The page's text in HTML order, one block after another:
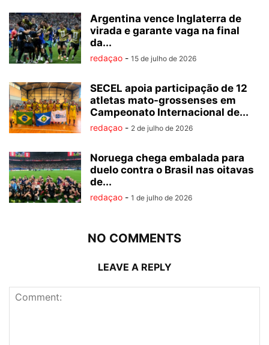
Argentina vence Inglaterra de
virada e garante vaga na final
da...
redaçao - 15 de julho de 2026
SECEL apoia participação de 12
atletas mato-grossenses em
Campeonato Internacional de...
redaçao - 2 de julho de 2026
Noruega chega embalada para
duelo contra o Brasil nas oitavas
de...
redaçao - 1 de julho de 2026
NO COMMENTS
LEAVE A REPLY